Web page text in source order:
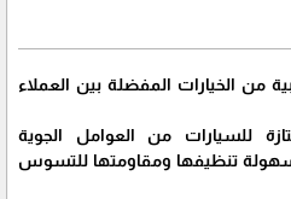
من الخيارات المفضلة بين العملاء
للسيارات من العوامل الجوية
بسهولة تنظيفها ومقاومتها للتسوس